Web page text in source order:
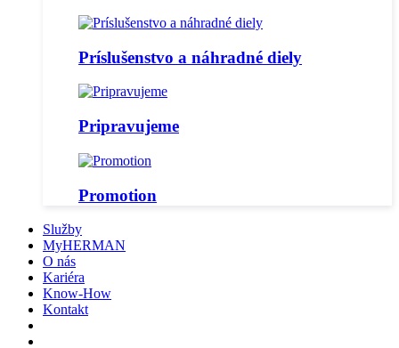
Príslušenstvo a náhradné diely
Pripravujeme
Promotion
Služby
MyHERMAN
O nás
Kariéra
Know-How
Kontakt